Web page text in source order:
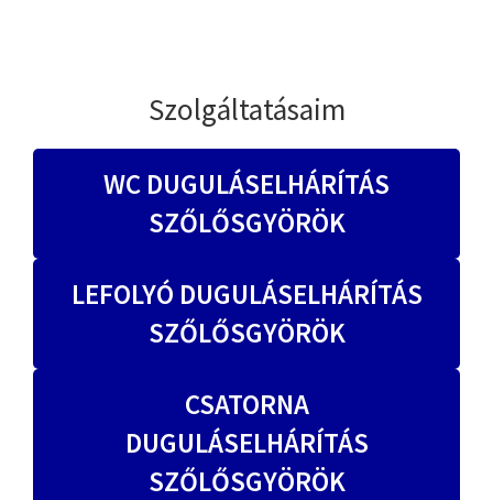
Szolgáltatásaim
WC DUGULÁSELHÁRÍTÁS
SZŐLŐSGYÖRÖK
LEFOLYÓ DUGULÁSELHÁRÍTÁS
SZŐLŐSGYÖRÖK
CSATORNA
DUGULÁSELHÁRÍTÁS
SZŐLŐSGYÖRÖK